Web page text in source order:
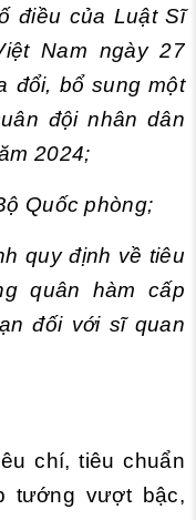
điều của Luật Sĩ
Nam ngày 27
đổi, bổ sung một
đội nhân dân
2024;
Quốc phòng;
quy định về tiêu
quân hàm cấp
đối với sĩ quan
chí, tiêu chuẩn
tướng vượt bậc,